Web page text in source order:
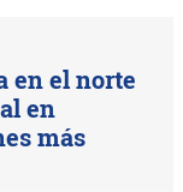
en el norte
en
más